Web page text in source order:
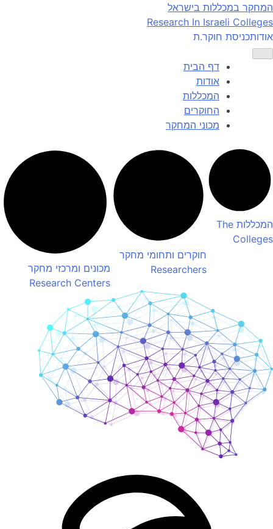
Skip
to
content
המחקר במכללות בישראל
Research In Israeli Colleges
אודותכניסת חוקר.ת
דף הבית
אודות
המכללות
החוקרים
מכוני המחקר
המכללות The
Colleges
חוקרים ותחומי מחקר
Researchers
מכונים ומרכזי מחקר
Research Centers